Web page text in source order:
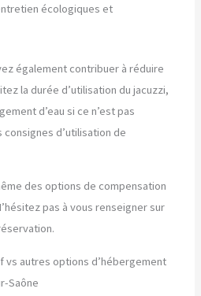
écologiques et
également contribuer à réduire
la durée d’utilisation du jacuzzi,
d’eau si ce n’est pas
d’utilisation de
des options de compensation
pas à vous renseigner sur
vs autres options d’hébergement
Saône